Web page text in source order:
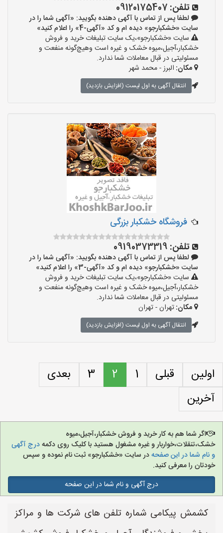
تلفن: 09120175407
لطفا پس از تماس با آگهی دهنده بگویید: «آگهی شما را در
سایت «خشکبارجو» دیده ام و کد «آگهی-4» را اعلام کنید»
سایت «خشکبارجو»،یک سایت تبلیغات خرید و فروش
خشکبار،آجیل،میوه خشک و غیره است وهیچ‌گونه منفعت و
مسئولیتی در قبال معاملات شما ندارد.
مکان: البرز - محمد شهر
انتقال آگهی به اول لیست (افزایش بازدید)
فروشگاه خشکبار بزرگی
تلفن: 09190373319
لطفا پس از تماس با آگهی دهنده بگویید: «آگهی شما را در
سایت «خشکبارجو» دیده ام و کد «آگهی-3» را اعلام کنید»
سایت «خشکبارجو»،یک سایت تبلیغات خرید و فروش
خشکبار،آجیل،میوه خشک و غیره است وهیچ‌گونه منفعت و
مسئولیتی در قبال معاملات شما ندارد.
مکان:تهران - تهران
انتقال آگهی به اول لیست (افزایش بازدید)
اولین قبلی 1
2
3
بعدی
آخرین
اگر شما هم به کار خرید و فروش خشکبار،آجیل،میوه
خشک،تنقلات،خواربار و غیره مشغول هستید با کلیک روی دکمهدرج آگهی
و نام شما در این صفحهدر سایت «خشکبارجو» ثبت نام نموده و سپس
خودتان را معرفی کنید.
درج آگهی و نام شما در این صفحه
کشمش پیکامی شماره تلفن های شرکت ها و مراکز